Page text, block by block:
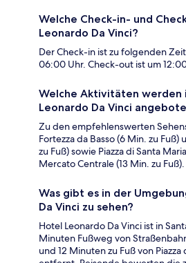
Welche Check-in- und
Leonardo Da Vinci?
Der Check-in ist zu folgenden
06:00 Uhr. Check-out ist um
Welche Aktivitäten werden
Leonardo Da Vinci
Zu den empfehlenswerten
Fortezza da Basso (6 Min. zu
zu Fuß) sowie Piazza di Santa
Mercato Centrale (13 Min. zu Fuß).
Was gibt es in der
Da Vinci zu sehen?
Hotel Leonardo Da Vinci ist in
Minuten Fußweg von
und 12 Minuten zu Fuß von